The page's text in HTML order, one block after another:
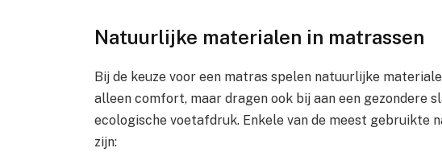
Natuurlijke materialen in matrassen
Bij de keuze voor een matras spelen natuurlijke
alleen comfort, maar dragen ook bij aan een gezondere
ecologische voetafdruk. Enkele van de meest gebruikte
zijn: